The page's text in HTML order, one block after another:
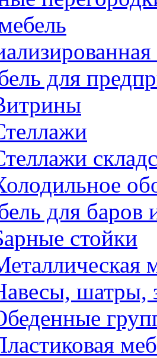
для
для баров
стойки
шатры,